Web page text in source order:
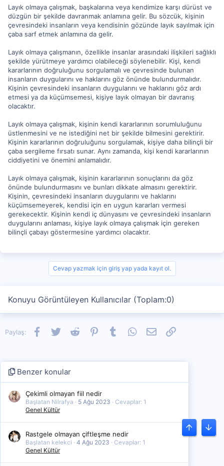
Layık olmaya çalışmak, başkalarına veya kendimize karşı dürüst ve
düzgün bir şekilde davranmak anlamına gelir. Bu sözcük, kişinin
çevresindeki insanların veya kendisinin gözünde layık sayılmak için
çaba sarf etmek anlamına da gelir.
Layık olmaya çalışmanın, özellikle insanlar arasındaki ilişkileri sağlıklı
şekilde yürütmeye yardımcı olabileceği söylenebilir. Kişi, kendi
kararlarının doğruluğunu sorgulamalı ve çevresinde bulunan
insanların duygularını ve haklarını göz önünde bulundurmalıdır.
Kişinin çevresindeki insanların duygularını ve haklarını göz ardı
etmesi ya da küçümsemesi, kişiye layık olmayan bir davranış
olacaktır.
Layık olmaya çalışmak, kişinin kendi kararlarının sorumluluğunu
üstlenmesini ve ne istediğini net bir şekilde bilmesini gerektirir.
Kişinin kararlarının doğruluğunu sorgulamak, kişiye daha bilinçli bir
çaba sergileme fırsatı sunar. Aynı zamanda, kişi kendi kararlarının
ciddiyetini ve önemini anlamalıdır.
Layık olmaya çalışmak, kişinin kararlarının sonuçlarını da göz
önünde bulundurmasını ve bunları dikkate almasını gerektirir.
Kişinin, çevresindeki insanların duygularını ve haklarını
küçümsemeyerek, kendisi için en uygun kararları vermesi
gerekecektir. Kişinin kendi iç dünyasını ve çevresindeki insanların
duygularını anlaması, kişiye layık olmaya çalışmak için gereken
bilinçli çabayı göstermesine yardımcı olacaktır.
Cevap yazmak için giriş yap yada kayıt ol.
Konuyu Görüntüleyen Kullanıcılar (Toplam:0)
Paylaş: Facebook
TwitterReddit PinterestTumblrWhatsApp
E-postaLink
Benzer konular
Çekimli olmayan fiil nedir
Başlatan Nilrafya 5 Ağu 2023
Cevaplar: 1
Genel Kültür
Rastgele olmayan çiftleşme nedir
Başlatan kelekci 4 Ağu 2023
Cevaplar: 1
Genel Kültür
Üst Alt